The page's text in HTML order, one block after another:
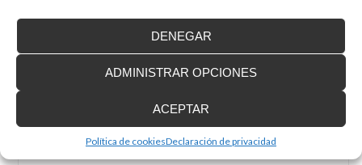
ACEPTAR
DENEGAR
ADMINISTRAR OPCIONES
Política de cookiesDeclaración de privacidad
forma independiente y segura.
Tu dirección de correo electrónico no será publicada.Los campos